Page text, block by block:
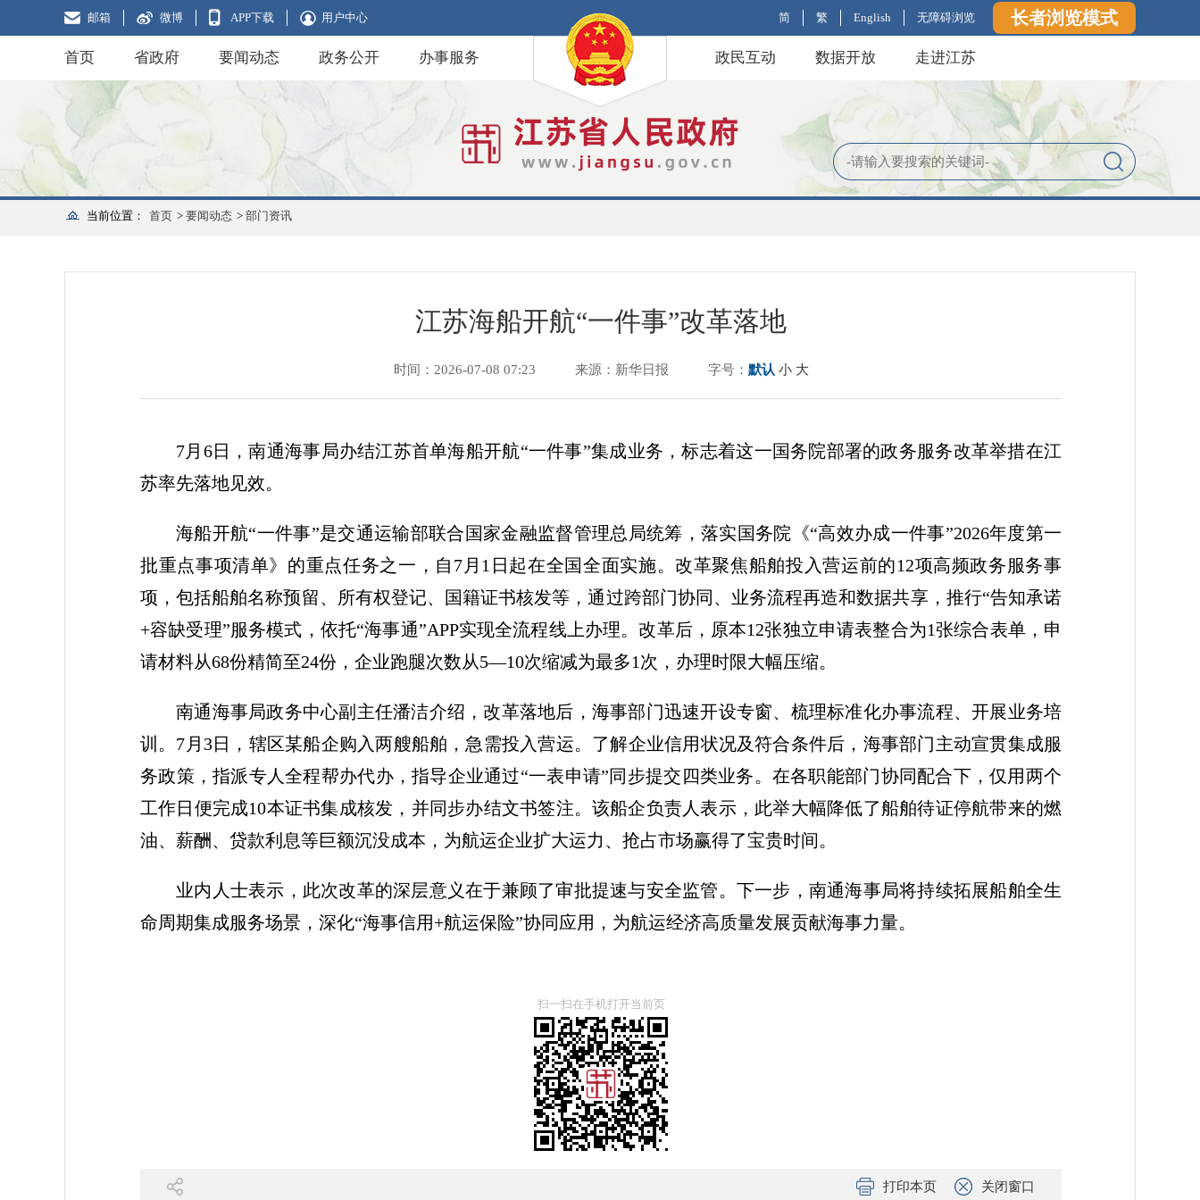
邮箱 微博 APP下载 用户中心 简 繁 English 无障碍浏览 长者浏览模式
首页 省政府 要闻动态 政务公开 办事服务 政民互动 数据开放 走进江苏
当前位置： 首页 > 要闻动态 > 部门资讯
江苏海船开航“一件事”改革落地
时间：2026-07-08 07:23 来源：新华日报 字号： 默认 小 大
7月6日，南通海事局办结江苏首单海船开航“一件事”集成业务，标志着这一国务院部署的政务服务改革举措在江
苏率先落地见效。
海船开航“一件事”是交通运输部联合国家金融监督管理总局统筹，落实国务院《“高效办成一件事”2026年度第一
批重点事项清单》的重点任务之一，自7月1日起在全国全面实施。改革聚焦船舶投入营运前的12项高频政务服务事
项，包括船舶名称预留、所有权登记、国籍证书核发等，通过跨部门协同、业务流程再造和数据共享，推行“告知承诺
+容缺受理”服务模式，依托“海事通”APP实现全流程线上办理。改革后，原本12张独立申请表整合为1张综合表单，申
请材料从68份精简至24份，企业跑腿次数从5—10次缩减为最多1次，办理时限大幅压缩。
南通海事局政务中心副主任潘洁介绍，改革落地后，海事部门迅速开设专窗、梳理标准化办事流程、开展业务培
训。7月3日，辖区某船企购入两艘船舶，急需投入营运。了解企业信用状况及符合条件后，海事部门主动宣贯集成服
务政策，指派专人全程帮办代办，指导企业通过“一表申请”同步提交四类业务。在各职能部门协同配合下，仅用两个
工作日便完成10本证书集成核发，并同步办结文书签注。该船企负责人表示，此举大幅降低了船舶待证停航带来的燃
油、薪酬、贷款利息等巨额沉没成本，为航运企业扩大运力、抢占市场赢得了宝贵时间。
业内人士表示，此次改革的深层意义在于兼顾了审批提速与安全监管。下一步，南通海事局将持续拓展船舶全生
命周期集成服务场景，深化“海事信用+航运保险”协同应用，为航运经济高质量发展贡献海事力量。
扫一扫在手机打开当前页
打印本页 关闭窗口